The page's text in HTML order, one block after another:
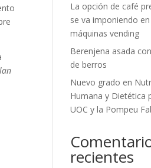
La opción de café
se va imponiendo en
máquinas vending
Berenjena asada
de berros
Nuevo grado en
Humana y Dietética
UOC y la Pompeu
recientes